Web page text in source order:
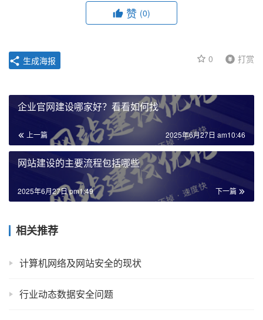
赞 (0)
0 打赏
生成海报
企业官网建设哪家好？看看如何找
上一篇 2025年6月27日 am10:46
网站建设的主要流程包括哪些
下一篇
2025年6月27日 pm1:49
相关推荐
计算机网络及网站安全的现状
行业动态数据安全问题